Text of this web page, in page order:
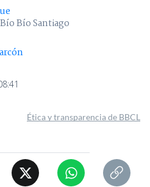
Bío Santiago
Ética y transparencia de BBCL